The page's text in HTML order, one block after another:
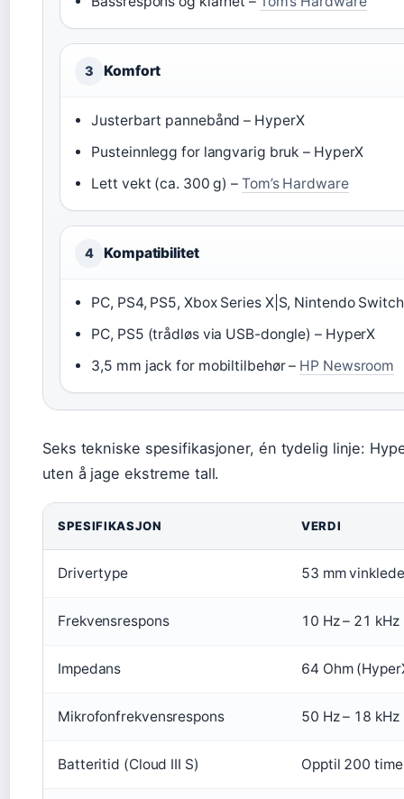
3 Komfort
Justerbart pannebånd – HyperX
Pusteinnlegg for langvarig bruk – HyperX
Lett vekt (ca. 300 g) – Tom’s Hardware
4 Kompatibilitet
PC, PS4, PS5, Xbox Series X|S, Nintendo
PC, PS5 (trådløs via USB-dongle) – HyperX
3,5 mm jack for mobiltilbehør – HP Newsroom
Seks tekniske spesifikasjoner, én tydelig linje:
uten å jage ekstreme tall.
SPESIFIKASJON VERDI
Drivertype 53 mm
Frekvensrespons 10 Hz – 21
Impedans 64 Ohm
Mikrofonfrekvensrespons 50 Hz – 18
Batteritid (Cloud III S) Opptil 200